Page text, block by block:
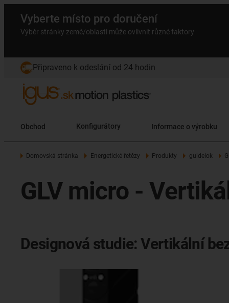
Vyberte místo pro doručení
Výběr stránky země/oblasti může ovlivnit různé faktory
Připraveno k odeslání od 24 hodin
Obchod Konfigurátory Informace o výrobku
Domovská stránka Energetické řetězy Produkty guidelok
GLV micro -
Designová studie: Vertikální